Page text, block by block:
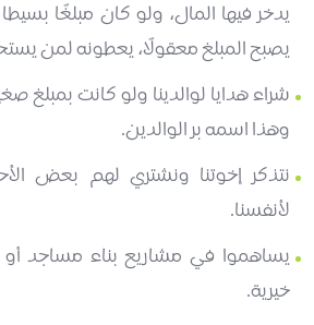
يدخر فيها المال، ولو كان مبلغًا
يصبح المبلغ معقولًا، يعطونه لمن
شراء هدايا لوالدينا ولو كانت بمبلغ
وهذا اسمه بر الوالدين.
نتذكر إخوتنا ونشتري لهم بعض
لأنفسنا.
يساهموا في مشاريع بناء مساجد أو
خيرية.